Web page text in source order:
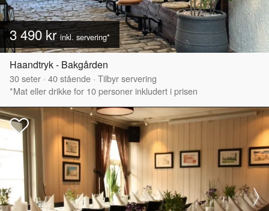
3 490 krinkl. servering*
Haandtryk - Bakgården
30seter · 40stående · Tilbyr servering
*Mat eller drikke for 10 personer inkludert i prisen